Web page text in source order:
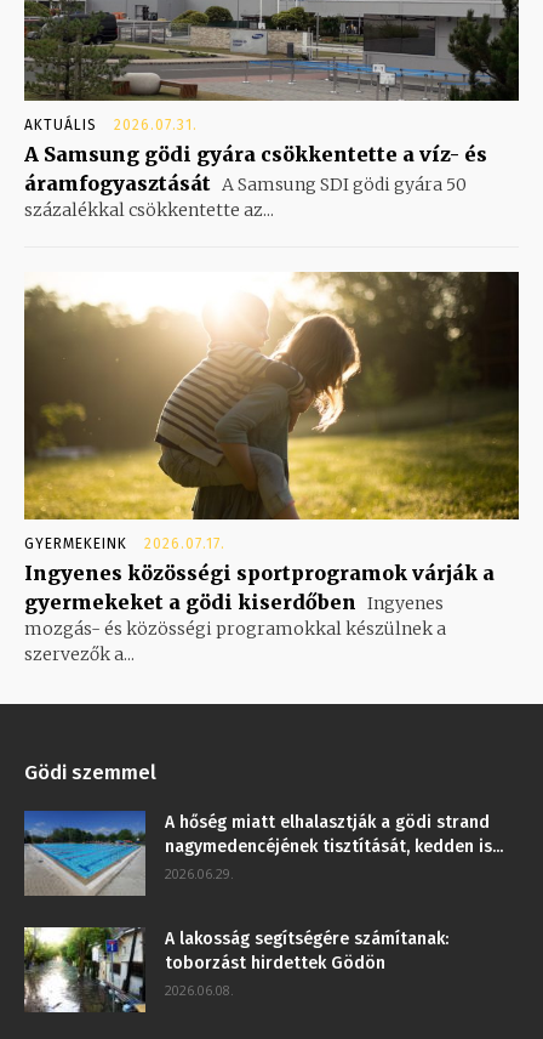
AKTUÁLIS 2026.07.31.
A Samsung gödi gyára csökkentette a víz- és
áramfogyasztását A Samsung SDI gödi gyára 50
százalékkal csökkentette az...
GYERMEKEINK 2026.07.17.
Ingyenes közösségi sportprogramok várják a
gyermekeket a gödi kiserdőben
Ingyenes
mozgás- és közösségi programokkal készülnek a
szervezők a...
Gödi szemmel
A hőség miatt elhalasztják a gödi strand
nagymedencéjének tisztítását, kedden is...
2026.06.29.
A lakosság segítségére számítanak:
toborzást hirdettek Gödön
2026.06.08.